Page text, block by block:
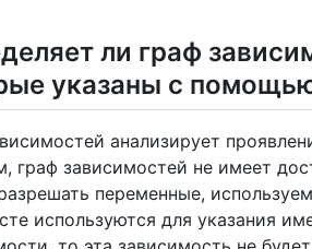
ли граф
указаны с
анализирует
граф зависимостей не имеет
переменные,
используются для указания